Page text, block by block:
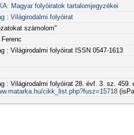
Magyar folyóiratok tartalomjegyzékei
: Világirodalmi folyóirat
számolom"
: Világirodalmi folyóirat ISSN 0547-1613
: Világirodalmi folyóirat 28. évf. 3. sz. 459.
cikk_list.php?fusz=15718